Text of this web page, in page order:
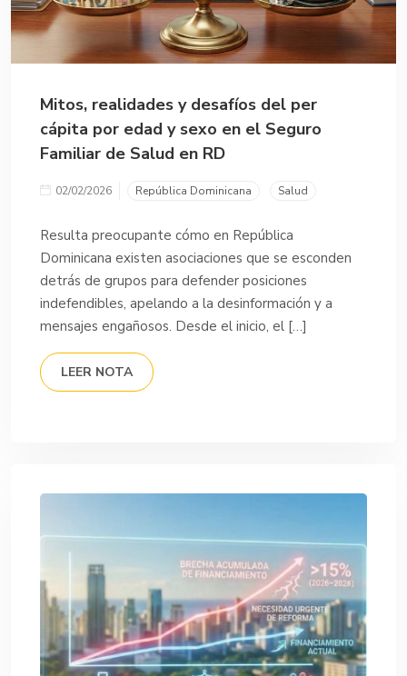
Mitos, realidades y desafíos del per
cápita por edad y sexo en el Seguro
Familiar de Salud en RD
02/02/2026 República Dominicana Salud
Resulta preocupante cómo en República
Dominicana existen asociaciones que se esconden
detrás de grupos para defender posiciones
indefendibles, apelando a la desinformación y a
mensajes engañosos. Desde el inicio, el […]
LEER NOTA